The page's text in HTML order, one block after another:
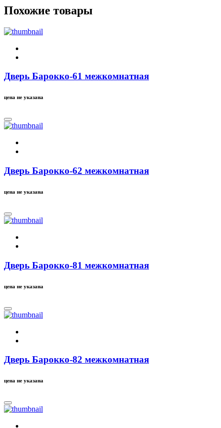
Похожие товары
Дверь Барокко-61 межкомнатная
цена не указана
Дверь Барокко-62 межкомнатная
цена не указана
Дверь Барокко-81 межкомнатная
цена не указана
Дверь Барокко-82 межкомнатная
цена не указана